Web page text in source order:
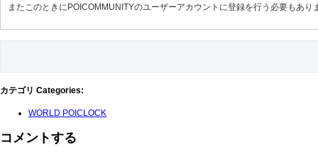
またこのときにPOICOMMUNITYのユーザーアカウントに登録を行う必要もあり
カテゴリ Categories:
WORLD POICLOCK
コメントする